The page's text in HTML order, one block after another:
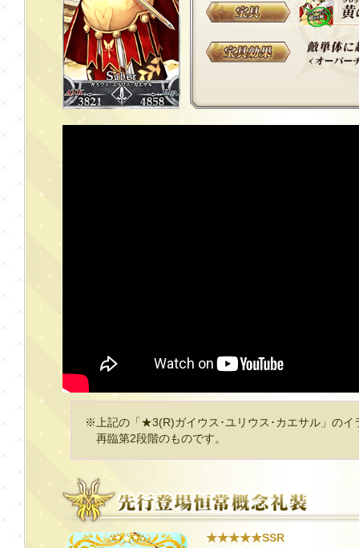
※上記の「★3(R)ガイウス･ユリウス･カエサル」のイ
再臨第2段階のものです。
★★★★★SSR